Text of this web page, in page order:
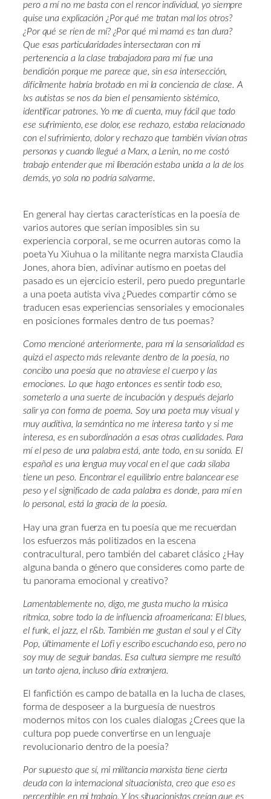
pero a mí no me basta con el rencor individual, yo siempre
quise una explicación ¿Por qué me tratan mal los otros?
¿Por qué se ríen de mí? ¿Por qué mi mamá es tan dura?
Que esas particularidades intersectaran con mi
pertenencia a la clase trabajadora para mí fue una
bendición porque me parece que, sin esa intersección,
difícilmente habría brotado en mi la conciencia de clase. A
lxs autistas se nos da bien el pensamiento sistémico,
identificar patrones. Yo me di cuenta, muy fácil que todo
ese sufrimiento, ese dolor, ese rechazo, estaba relacionado
con el sufrimiento, dolor y rechazo que también vivían otras
personas y cuando llegué a Marx, a Lenin, no me costó
trabajo entender que mi liberación estaba unida a la de los
demás, yo sola no podría salvarme.
En general hay ciertas características en la poesía de
varios autores que serían imposibles sin su
experiencia corporal, se me ocurren autoras como la
poeta Yu Xiuhua o la militante negra marxista Claudia
Jones, ahora bien, adivinar autismo en poetas del
pasado es un ejercicio esteril, pero puedo preguntarle
a una poeta autista viva ¿Puedes compartir cómo se
traducen esas experiencias sensoriales y emocionales
en posiciones formales dentro de tus poemas?
Como mencioné anteriormente, para mí la sensorialidad es
quizá el aspecto más relevante dentro de la poesía, no
concibo una poesía que no atraviese el cuerpo y las
emociones. Lo que hago entonces es sentir todo eso,
someterlo a una suerte de incubación y después dejarlo
salir ya con forma de poema. Soy una poeta muy visual y
muy auditiva, la semántica no me interesa tanto y si me
interesa, es en subordinación a esas otras cualidades. Para
mí el peso de una palabra está, ante todo, en su sonido. El
español es una lengua muy vocal en el que cada sílaba
tiene un peso. Encontrar el equilibrio entre balancear ese
peso y el significado de cada palabra es donde, para mí en
lo personal, está la gracia de la poesía.
Hay una gran fuerza en tu poesía que me recuerdan
los esfuerzos más politizados en la escena
contracultural, pero también del cabaret clásico ¿Hay
alguna banda o género que consideres como parte de
tu panorama emocional y creativo?
Lamentablemente no, digo, me gusta mucho la música
rítmica, sobre todo la de influencia afroamericana: El blues,
el funk, el jazz, el r&b. También me gustan el soul y el City
Pop, últimamente el Lofi y escribo escuchando eso, pero no
soy muy de seguir bandas. Esa cultura siempre me resultó
un tanto ajena, incluso diría extranjera.
El fanfictión es campo de batalla en la lucha de clases,
forma de desposeer a la burguesía de nuestros
modernos mitos con los cuales dialogas ¿Crees que la
cultura pop puede convertirse en un lenguaje
revolucionario dentro de la poesía?
Por supuesto que sí, mi militancia marxista tiene cierta
deuda con la internacional situacionista, creo que eso es
perceptible en mi trabajo. Y los situacionistas creían que es